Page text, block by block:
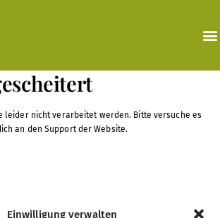
Einwilligung verwalten
leider nicht verarbeitet werden. Bitte versuche es
an den Support der Website.